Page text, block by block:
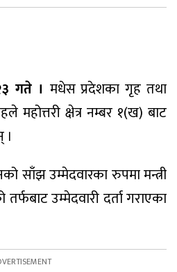
गते । मधेस प्रदेशका गृह तथा
महोत्तरी क्षेत्र नम्बर १(ख) बाट
साँझ उम्मेदवारका रुपमा मन्त्री
उम्मेदवारी दर्ता गराएका